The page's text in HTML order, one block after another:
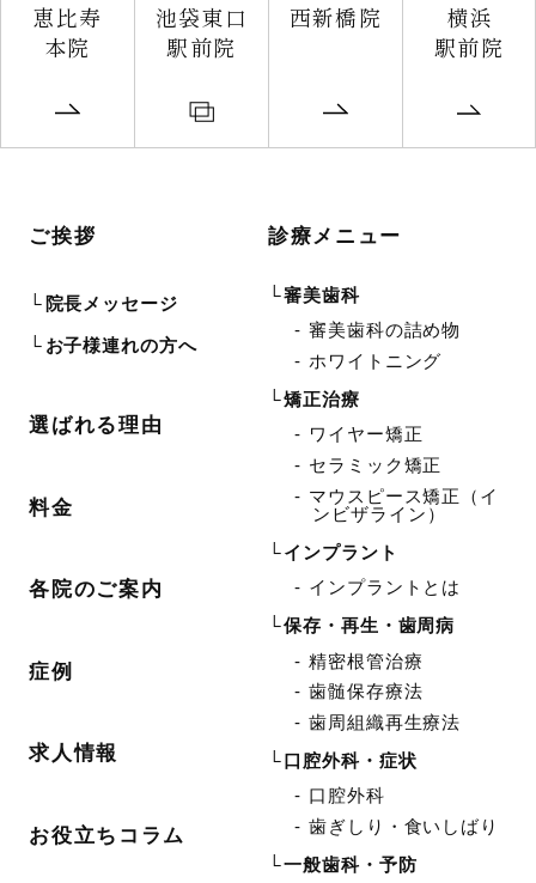
恵比寿
本院
池袋東口
駅前院
西新橋院
横浜
駅前院
ご挨拶
院長メッセージ
お子様連れの方へ
選ばれる理由
料金
各院のご案内
症例
求人情報
お役立ちコラム
診療メニュー
審美歯科
審美歯科の詰め物
ホワイトニング
矯正治療
ワイヤー矯正
セラミック矯正
マウスピース矯正（イ
ンビザライン）
インプラント
インプラントとは
保存・再生・歯周病
精密根管治療
歯髄保存療法
歯周組織再生療法
口腔外科・症状
口腔外科
歯ぎしり・食いしばり
一般歯科・予防